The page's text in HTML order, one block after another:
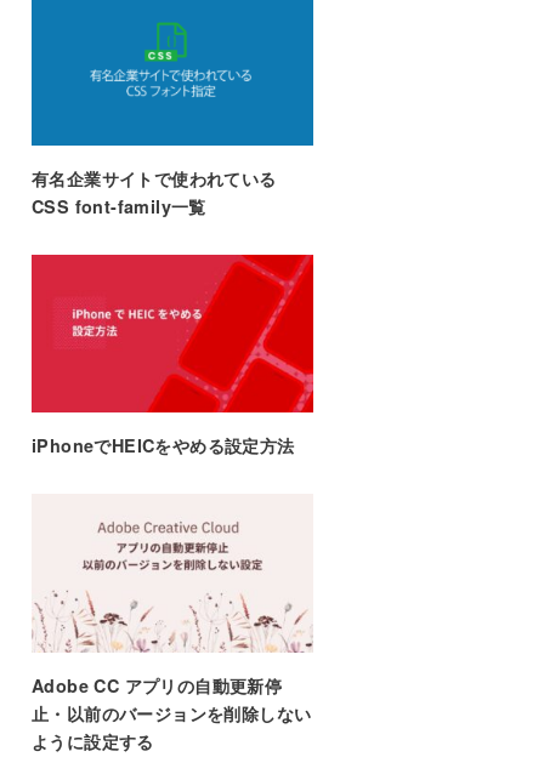
有名企業サイトで使われている
CSS font-family一覧
iPhoneでHEICをやめる設定方法
Adobe CC アプリの自動更新停
止・以前のバージョンを削除しない
ように設定する